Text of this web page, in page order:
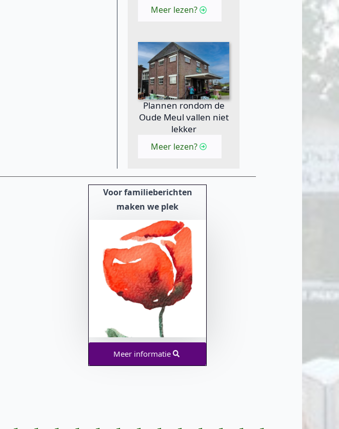
Meer lezen?
Plannen rondom de
Oude Meul vallen niet
lekker
Meer lezen?
Voor familieberichten
maken we plek
Meer informatie